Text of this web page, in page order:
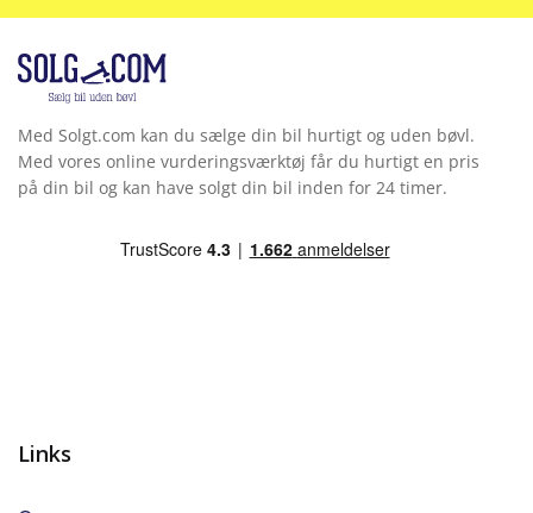
Med Solgt.com kan du sælge din bil hurtigt og uden bøvl.
Med vores online vurderingsværktøj får du hurtigt en pris
på din bil og kan have solgt din bil inden for 24 timer.
Links